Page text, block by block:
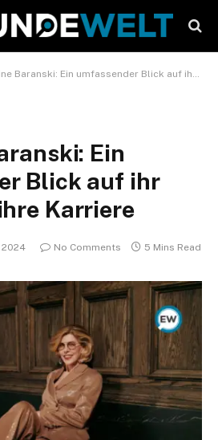
Ein umfassender Blick auf ihr Leben und ihre Karriere
Ein
Blick auf ihr
Karriere
2024 No Comments 5 Mins Read